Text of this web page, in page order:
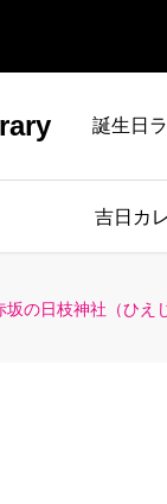
誕生日
吉日カ
坂の日枝神社（ひえ